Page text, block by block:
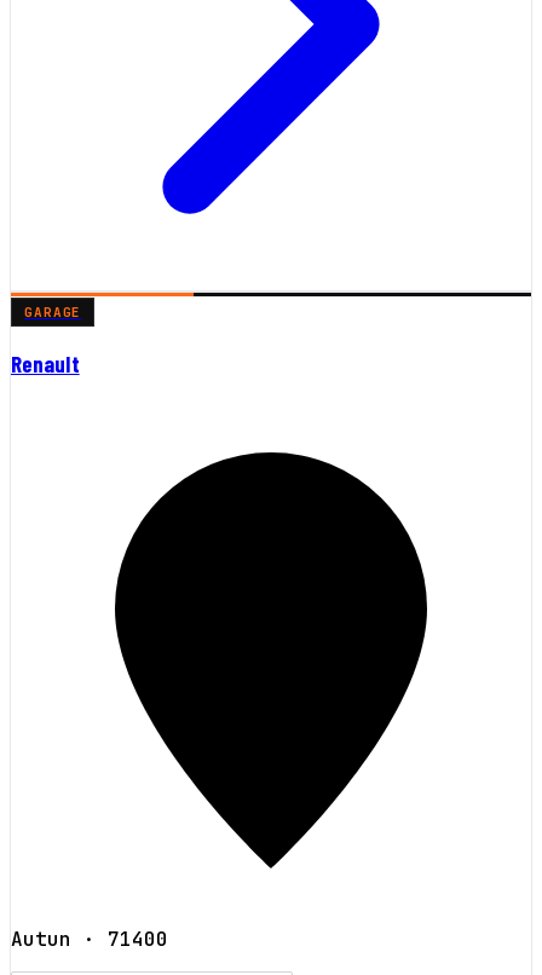
GARAGE
Renault
Autun · 71400